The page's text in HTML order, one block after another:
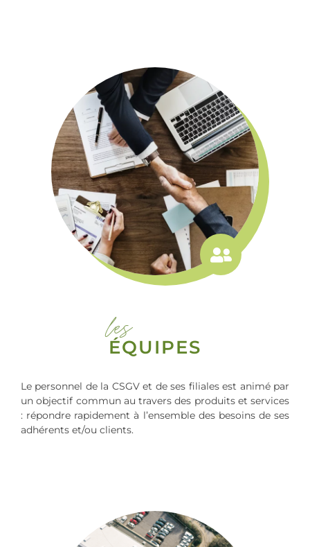
les
ÉQUIPES
Le personnel de la CSGV et de ses filiales est animé par
un objectif commun au travers des produits et services
: répondre rapidement à l’ensemble des besoins de ses
adhérents et/ou clients.